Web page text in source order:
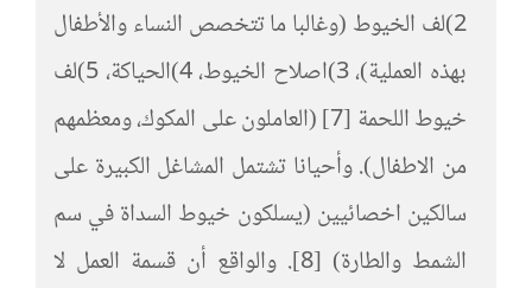
2)لف الخيوط (وغالبا ما تتخصص النساء والأطفال
بهذه العملية)، 3)اصلاح الخيوط، 4)الحياكة، 5)لف
خيوط اللحمة [7] (العاملون على المكوك، ومعظمهم
من الاطفال). وأحيانا تشتمل المشاغل الكبيرة على
سالكين اخصائيين (يسلكون خيوط السداة في سم
الشمط والطارة) [8]. والواقع أن قسمة العمل لا